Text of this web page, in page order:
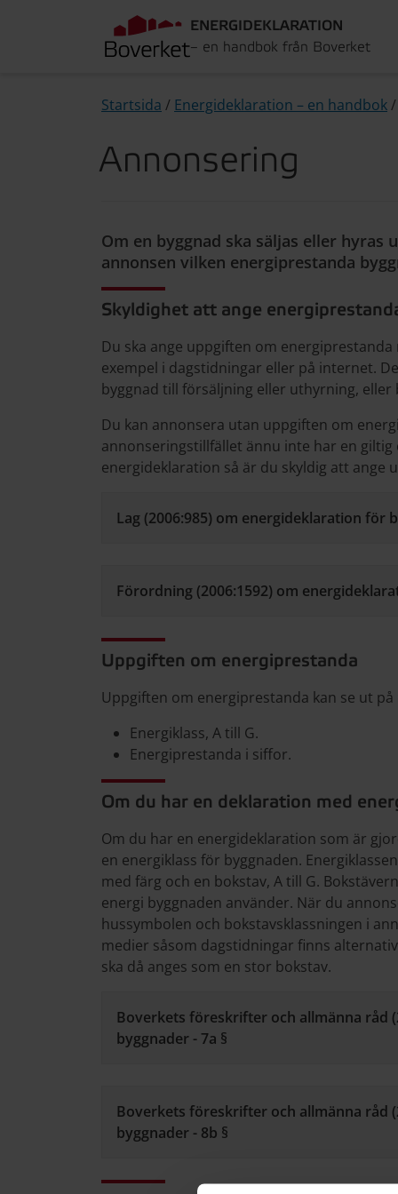
ENERGIDEKLARATION
– en handbok från Boverket
Startsida / Energideklaration – en handbok/
Annonsering
Om en byggnad ska säljas eller hyras
annonsen vilken energiprestanda
Skyldighet att ange
Du ska ange uppgiften om
exempel i dagstidningar eller på internet.
byggnad till försäljning eller uthyrning, eller
Du kan annonsera utan uppgiften om
annonseringstillfället ännu inte har en
energideklaration så är du skyldig att ange
Lag (2006:985) om energideklaration för
Förordning (2006:1592) om
Uppgiften om energiprestanda
Uppgiften om energiprestanda kan se ut
Energiklass, A till G.
Energiprestanda i siffor.
Om du har en deklaration med
Om du har en energideklaration som är
en energiklass för byggnaden.
med färg och en bokstav, A till G.
energi byggnaden använder. När du
hussymbolen och bokstavsklassningen i
medier såsom dagstidningar finns
ska då anges som en stor bokstav.
Boverkets föreskrifter och allmänna råd
byggnader - 7a §
Boverkets föreskrifter och allmänna råd
byggnader - 8b §